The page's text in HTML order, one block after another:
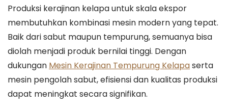
Produksi kerajinan kelapa untuk skala ekspor
membutuhkan kombinasi mesin modern yang tepat.
Baik dari sabut maupun tempurung, semuanya bisa
diolah menjadi produk bernilai tinggi. Dengan
dukungan Mesin Kerajinan Tempurung Kelapaserta
mesin pengolah sabut, efisiensi dan kualitas produksi
dapat meningkat secara signifikan.